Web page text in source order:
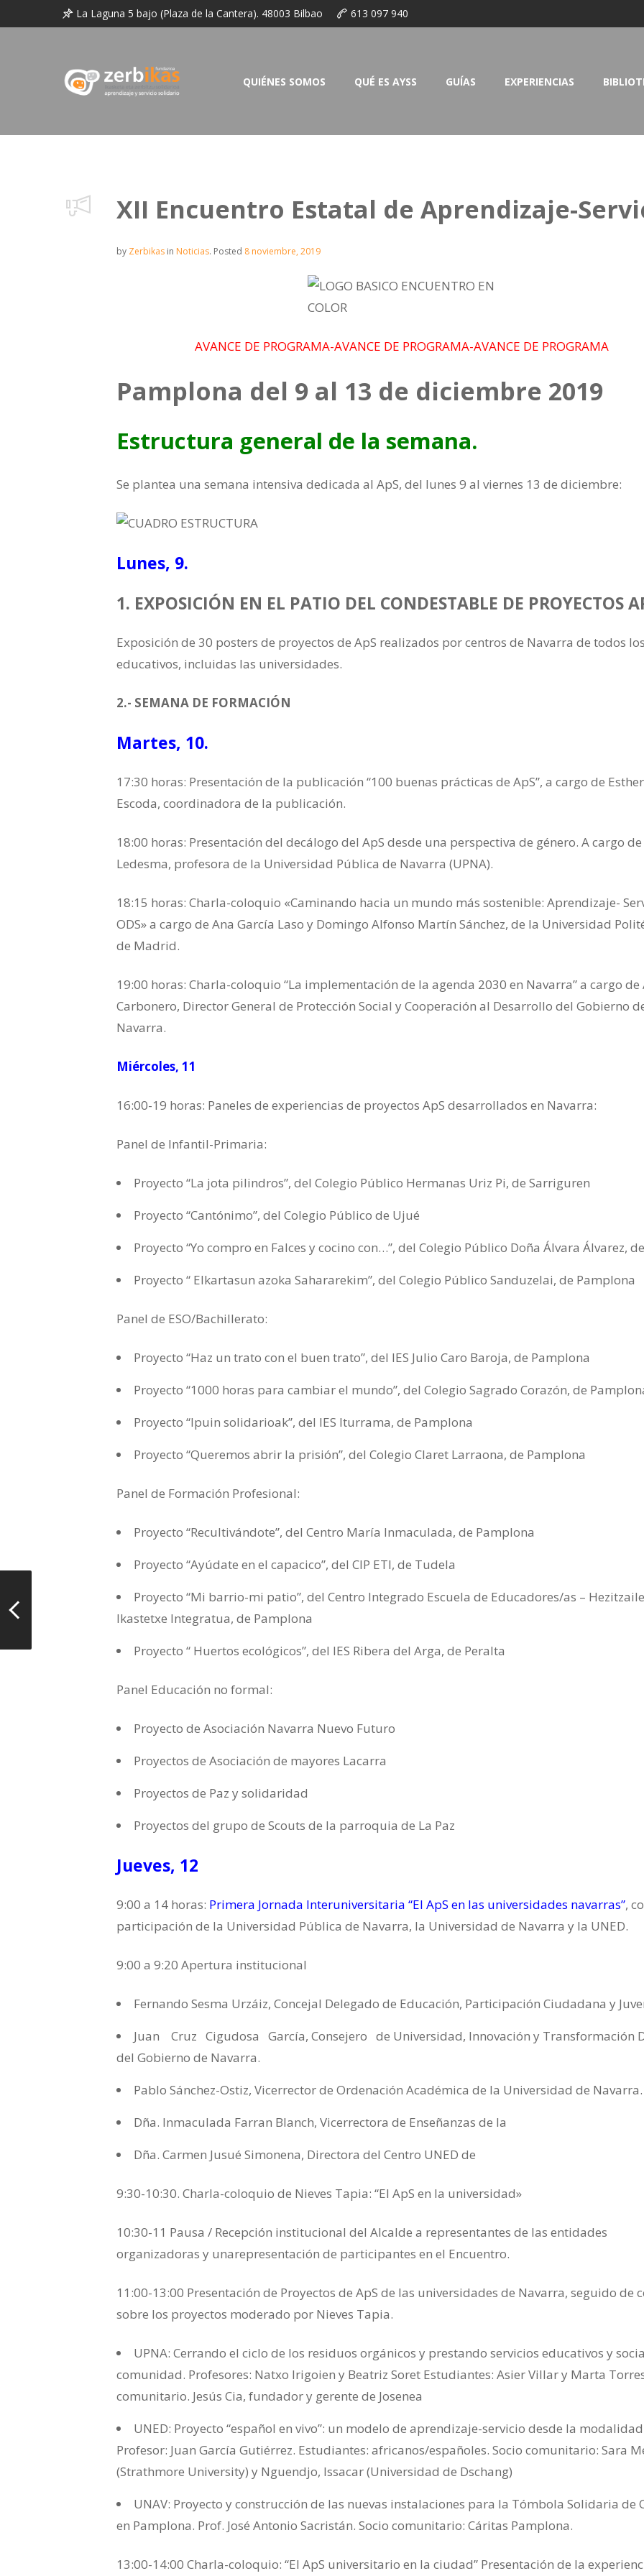
La Laguna 5 bajo (Plaza de la Cantera). 48003 Bilbao 613 097 940
QUIÉNES SOMOS QUÉ ES AYSS GUÍAS EXPERIENCIAS
XII Encuentro Estatal de Aprendizaje-
by Zerbikas in Noticias. Posted 8 noviembre, 2019
AVANCE DE PROGRAMA-AVANCE DE PROGRAMA-AVANCE DE PROGRAMA
Pamplona del 9 al 13 de diciembre 2019
Estructura general de la semana.
Se plantea una semana intensiva dedicada al ApS, del lunes 9 al viernes 13 de diciembre:
Lunes, 9.
1. EXPOSICIÓN EN EL PATIO DEL CONDESTABLE DE PROYECTOS
Exposición de 30 posters de proyectos de ApS realizados por centros de Navarra de todos
educativos, incluidas las universidades.
2.- SEMANA DE FORMACIÓN
Martes, 10.
17:30 horas: Presentación de la publicación “100 buenas prácticas de ApS”, a cargo de Esther
Escoda, coordinadora de la publicación.
18:00 horas: Presentación del decálogo del ApS desde una perspectiva de género. A cargo de
Ledesma, profesora de la Universidad Pública de Navarra (UPNA).
18:15 horas: Charla-coloquio «Caminando hacia un mundo más sostenible: Aprendizaje-
ODS» a cargo de Ana García Laso y Domingo Alfonso Martín Sánchez, de la Universidad
de Madrid.
19:00 horas: Charla-coloquio “La implementación de la agenda 2030 en Navarra” a cargo de
Carbonero, Director General de Protección Social y Cooperación al Desarrollo del Gobierno
Navarra.
Miércoles, 11
16:00-19 horas: Paneles de experiencias de proyectos ApS desarrollados en Navarra:
Panel de Infantil-Primaria:
Proyecto “La jota pilindros”, del Colegio Público Hermanas Uriz Pi, de Sarriguren
Proyecto “Cantónimo”, del Colegio Público de Ujué
Proyecto “Yo compro en Falces y cocino con…”, del Colegio Público Doña Álvara Álvarez,
Proyecto “ Elkartasun azoka Sahararekim”, del Colegio Público Sanduzelai, de Pamplona
Panel de ESO/Bachillerato:
Proyecto “Haz un trato con el buen trato”, del IES Julio Caro Baroja, de Pamplona
Proyecto “1000 horas para cambiar el mundo”, del Colegio Sagrado Corazón, de
Proyecto “Ipuin solidarioak”, del IES Iturrama, de Pamplona
Proyecto “Queremos abrir la prisión”, del Colegio Claret Larraona, de Pamplona
Panel de Formación Profesional:
Proyecto “Recultivándote”, del Centro María Inmaculada, de Pamplona
Proyecto “Ayúdate en el capacico”, del CIP ETI, de Tudela
Proyecto “Mi barrio-mi patio”, del Centro Integrado Escuela de Educadores/as –
Ikastetxe Integratua, de Pamplona
Proyecto “ Huertos ecológicos”, del IES Ribera del Arga, de Peralta
Panel Educación no formal:
Proyecto de Asociación Navarra Nuevo Futuro
Proyectos de Asociación de mayores Lacarra
Proyectos de Paz y solidaridad
Proyectos del grupo de Scouts de la parroquia de La Paz
Jueves, 12
9:00 a 14 horas: Primera Jornada Interuniversitaria “El ApS en las universidades navarras”,
participación de la Universidad Pública de Navarra, la Universidad de Navarra y la UNED.
9:00 a 9:20 Apertura institucional
Fernando Sesma Urzáiz, Concejal Delegado de Educación, Participación Ciudadana y
Juan Cruz Cigudosa García, Consejero de Universidad, Innovación y Transformación
del Gobierno de Navarra.
Pablo Sánchez-Ostiz, Vicerrector de Ordenación Académica de la Universidad de Navarra.
Dña. Inmaculada Farran Blanch, Vicerrectora de Enseñanzas de la
Dña. Carmen Jusué Simonena, Directora del Centro UNED de
9:30-10:30. Charla-coloquio de Nieves Tapia: “El ApS en la universidad»
10:30-11 Pausa / Recepción institucional del Alcalde a representantes de las entidades
organizadoras y unarepresentación de participantes en el Encuentro.
11:00-13:00 Presentación de Proyectos de ApS de las universidades de Navarra, seguido de
sobre los proyectos moderado por Nieves Tapia.
UPNA: Cerrando el ciclo de los residuos orgánicos y prestando servicios educativos y
comunidad. Profesores: Natxo Irigoien y Beatriz Soret Estudiantes: Asier Villar y Marta
comunitario. Jesús Cia, fundador y gerente de Josenea
UNED: Proyecto “español en vivo”: un modelo de aprendizaje-servicio desde la
Profesor: Juan García Gutiérrez. Estudiantes: africanos/españoles. Socio comunitario: Sara
(Strathmore University) y Nguendjo, Issacar (Universidad de Dschang)
UNAV: Proyecto y construcción de las nuevas instalaciones para la Tómbola Solidaria de
en Pamplona. Prof. José Antonio Sacristán. Socio comunitario: Cáritas Pamplona.
13:00-14:00 Charla-coloquio: “El ApS universitario en la ciudad” Presentación de la